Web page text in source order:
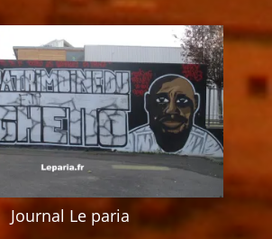
Journal Le paria